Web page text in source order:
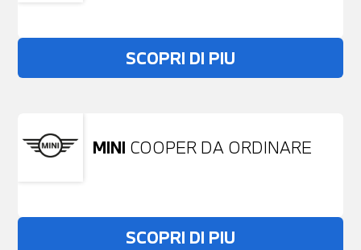
SCOPRI DI PIU
MINI COOPER DA ORDINARE
SCOPRI DI PIU